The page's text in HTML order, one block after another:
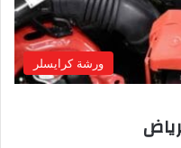
ورشة كرايسلر